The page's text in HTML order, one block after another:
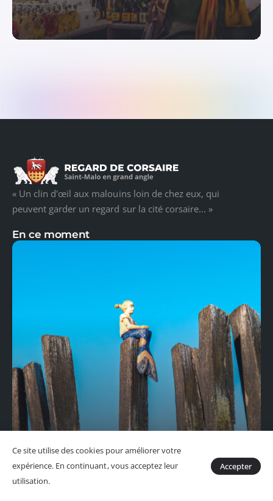
« Un clin d'œil aux malouins loin de chez eux, qui
peuvent garder un regard sur la cité corsaire... »
En ce moment
La sirène de la plage du Sillon
Ce site utilise des cookies pour améliorer votre
expérience. En continuant, vous acceptez leur
utilisation.
Accepter